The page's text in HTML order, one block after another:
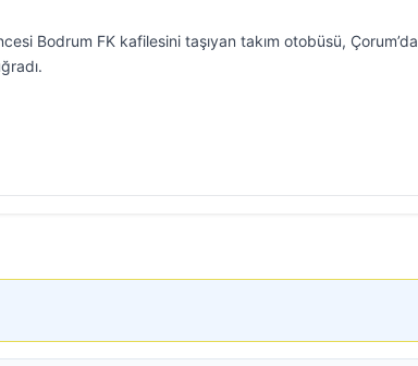
Bodrum FK kafilesini taşıyan takım otobüsü, Çorum’da